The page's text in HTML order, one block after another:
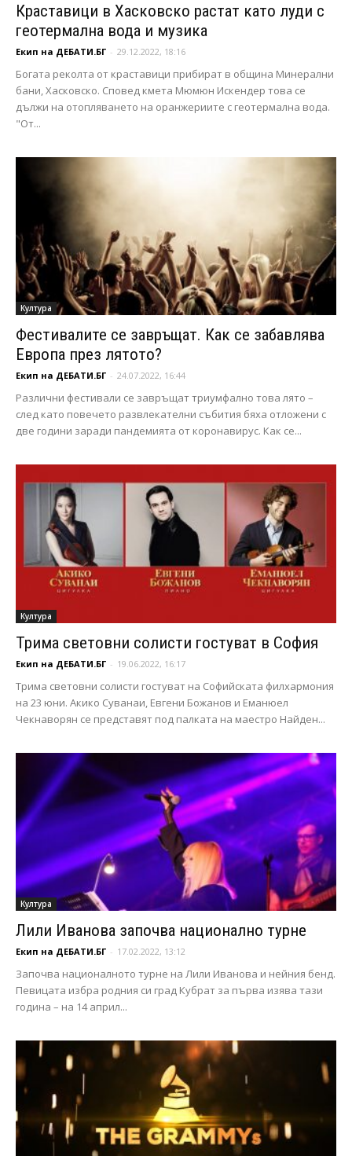
Краставици в Хасковско растат като луди с
геотермална вода и музика
Екип на ДЕБАТИ.БГ - 29.12.2022, 18:16
Богата реколта от краставици прибират в община Минерални
бани, Хасковско. Сповед кмета Мюмюн Искендер това се
дължи на отопляването на оранжериите с геотермална вода.
"От...
Култура
Фестивалите се завръщат. Как се забавлява
Европа през лятото?
Екип на ДЕБАТИ.БГ - 24.07.2022, 16:44
Различни фестивали се завръщат триумфално това лято –
след като повечето развлекателни събития бяха отложени с
две години заради пандемията от коронавирус. Как се...
Култура
Трима световни солисти гостуват в София
Екип на ДЕБАТИ.БГ - 19.06.2022, 16:17
Трима световни солисти гостуват на Софийската филхармония
на 23 юни. Акико Суванаи, Евгени Божанов и Еманюел
Чекнаворян се представят под палката на маестро Найден...
Култура
Лили Иванова започва национално турне
Екип на ДЕБАТИ.БГ - 17.02.2022, 13:12
Започва националното турне на Лили Иванова и нейния бенд.
Певицата избра родния си град Кубрат за първа изява тази
година – на 14 април...